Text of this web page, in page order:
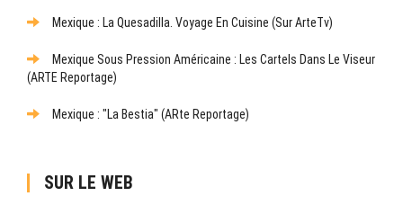
Mexique : La Quesadilla. Voyage En Cuisine (sur ArteTv)
Mexique Sous Pression Américaine : Les Cartels Dans Le Viseur
(ARTE Reportage)
Mexique : "La Bestia" (ARte Reportage)
SUR LE WEB